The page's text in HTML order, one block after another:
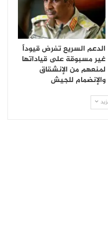
الدعم السريع تفرض قيوداً
غير مسبوقة على قياداتها
لمنعهم من الإنشقاق
والإنضمام للجيش